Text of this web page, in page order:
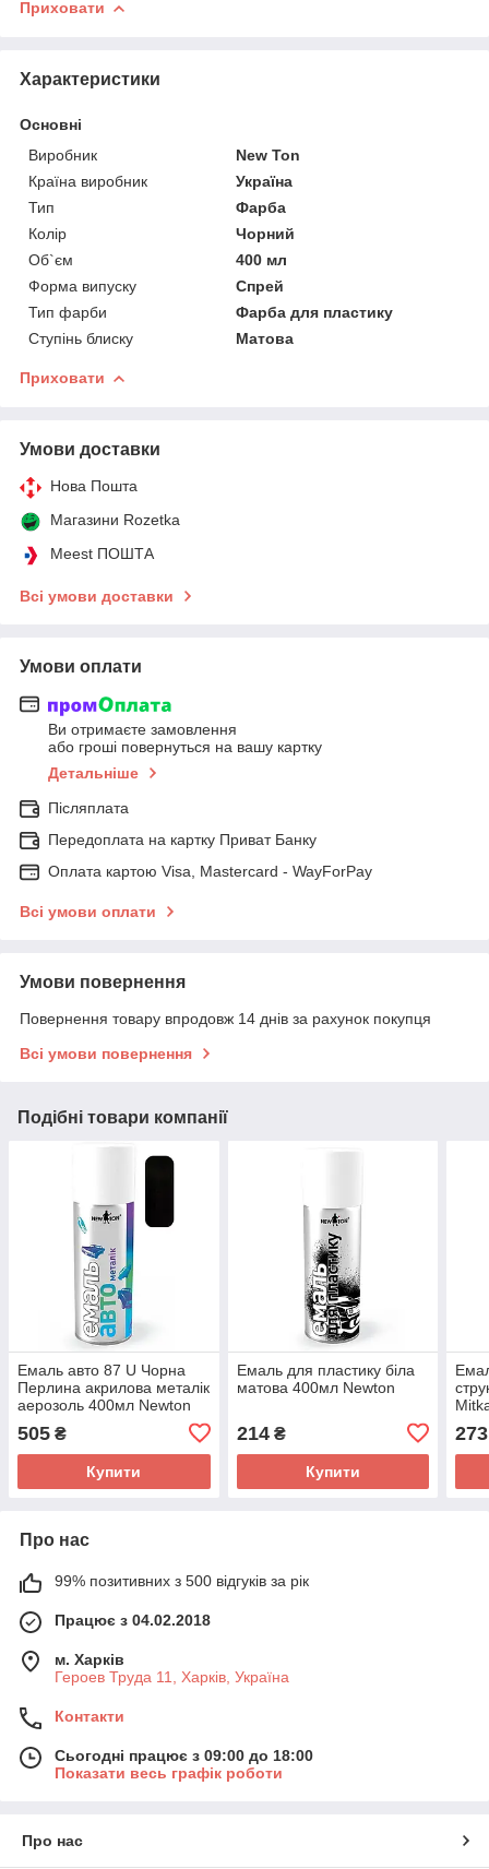
Приховати
Характеристики
Основні
Виробник
New Ton
Країна виробник
Україна
Тип
Фарба
Колір
Чорний
Об`єм
400 мл
Форма випуску
Спрей
Тип фарби
Фарба для пластику
Ступінь блиску
Матова
Приховати
Умови доставки
Нова Пошта
Магазини Rozetka
Meest ПОШТА
Всі умови доставки
Умови оплати
Ви отримаєте замовлення
або гроші повернуться на вашу картку
Детальніше
Післяплата
Передоплата на картку Приват Банку
Оплата картою Visa, Mastercard - WayForPay
Всі умови оплати
Умови повернення
Повернення товару впродовж 14 днів за рахунок покупця
Всі умови повернення
Подібні товари компанії
Емаль авто 87 U Чорна
Перлина акрилова металік
аерозоль 400мл Newton
505 ₴
Купити
Емаль для пластику біла
матова 400мл Newton
214₴
Купити
273
Про нас
99% позитивних з 500 відгуків за рік
Працює з 04.02.2018
м. Харків
Героев Труда 11, Харків, Україна
Контакти
Сьогодні працює з 09:00 до 18:00
Показати весь графік роботи
Про нас